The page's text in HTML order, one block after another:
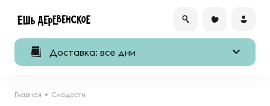
Доставка: все дни
Главная Сладости